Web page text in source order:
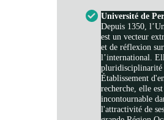
Université de
Depuis 1350,
est un vecteur
et de réflexion
l’international.
pluridisciplinarité
Établissement
recherche, elle
incontournable
l'attractivité de